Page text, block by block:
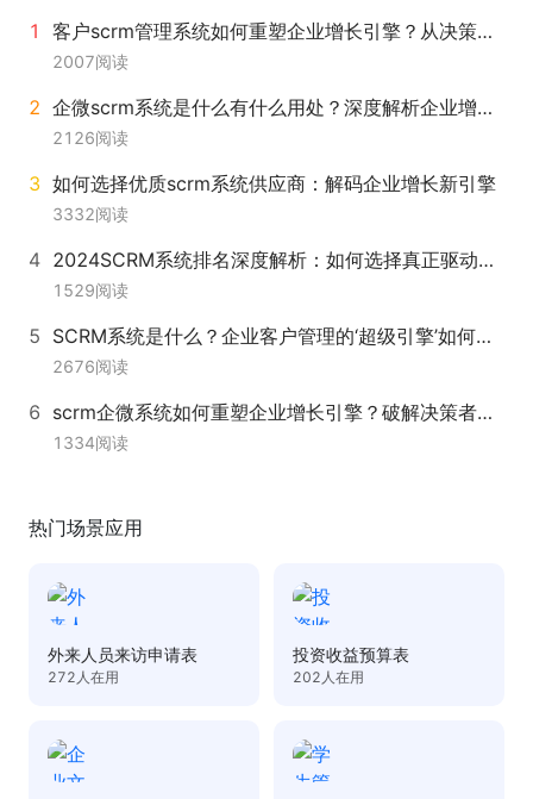
客户scrm管理系统如何重塑企业增长引擎？从决策到执行的全面升级
2007阅读
企微scrm系统是什么有什么用处？深度解析企业增长新引擎
2126阅读
如何选择优质scrm系统供应商：解码企业增长新引擎
3332阅读
2024SCRM系统排名深度解析：如何选择真正驱动增长的解决方案？
1529阅读
SCRM系统是什么？企业客户管理的‘超级引擎’如何驱动增长？
2676阅读
scrm企微系统如何重塑企业增长引擎？破解决策者与执行者的双重挑战
1334阅读
热门场景应用
外来人员来访申请表
272 人在用
投资收益预算表
202 人在用